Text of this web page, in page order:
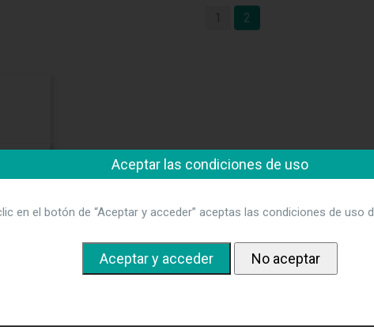
2
Aceptar las condiciones de uso
en el botón de “Aceptar y acceder” aceptas las condiciones de uso